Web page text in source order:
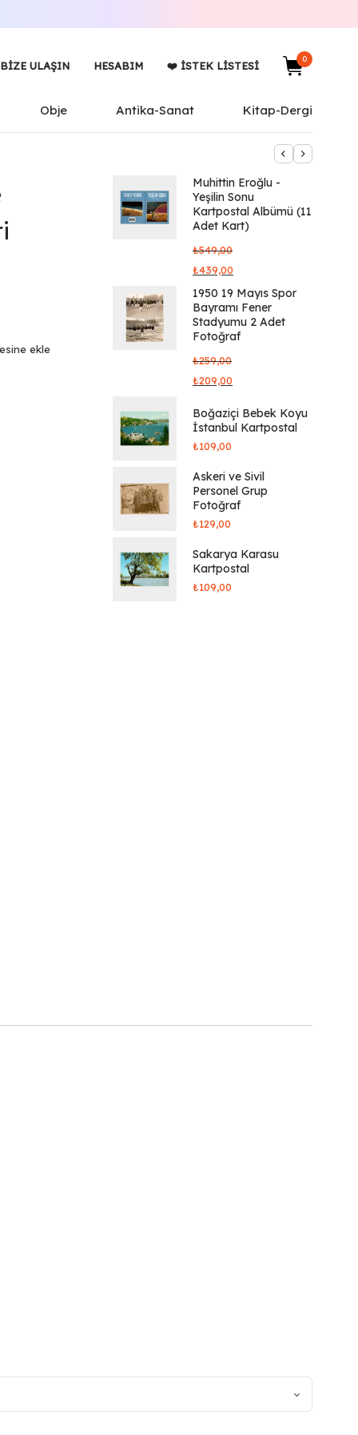
BIZE ULAŞIN HESABIM ❤️ İSTEK LISTESI
0
Obje Antika-Sanat Kitap-Dergi
ekle
Muhittin Eroğlu -
Yeşilin Sonu
Kartpostal Albümü (11
Adet Kart)
₺549,00
₺439,00
1950 19 Mayıs Spor
Bayramı Fener
Stadyumu 2 Adet
Fotoğraf
₺259,00
₺209,00
Boğaziçi Bebek Koyu
İstanbul Kartpostal
₺109,00
Askeri ve Sivil
Personel Grup
Fotoğraf
₺129,00
Sakarya Karasu
Kartpostal
₺109,00